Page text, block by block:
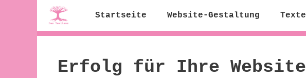
Startseite Website-Gestaltung Texte
Erfolg für Ihre Website